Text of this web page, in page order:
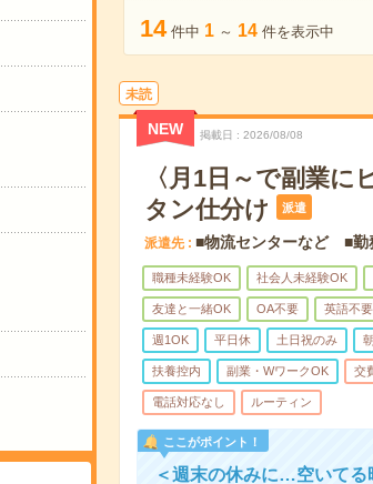
14 件中 1 ～ 14 件を表示中
未読
NEW 掲載日 2026/08/08
〈月1日～で副業
タン仕分け
派遣
派遣先 ■物流センターなど ■勤
職種未経験OK 社会人未経験OK
友達と一緒OK OA不要 英語不要
週1OK 平日休 土日祝のみ
扶養控内 副業・WワークOK 交
電話対応なし ルーティン
ここがポイント！
＜週末の休みに…空いてる